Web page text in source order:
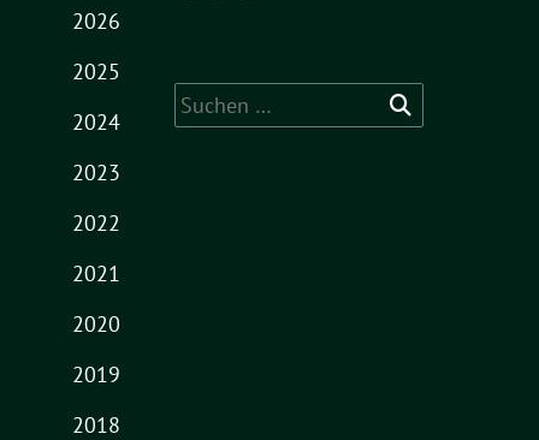
2026
2025
2024
2023
2022
2021
2020
2019
2018
Suche
nach: